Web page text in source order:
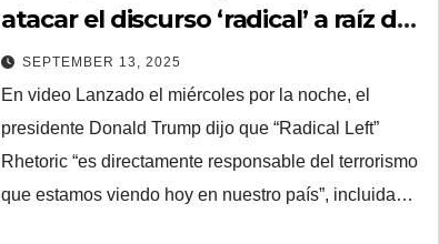
atacar el discurso ‘radical’ a raíz del
asesinato de Kirk
SEPTEMBER 13, 2025
En video Lanzado el miércoles por la noche, el
presidente Donald Trump dijo que “Radical Left”
Rhetoric “es directamente responsable del terrorismo
que estamos viendo hoy en nuestro país”, incluida…